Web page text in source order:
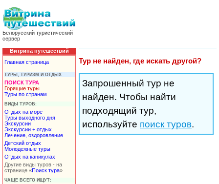
Белорусский туристический
сервер
Витрина путешествий
Главная страница
ТУРЫ, ТУРИЗМ И ОТДЫХ
ПОИСК ТУРА
Горящие туры
Туры по странам
ВИДЫ ТУРОВ:
Отдых на море
Туры выходного дня
Экскурсии
Экскурсии + отдых
Лечение, оздоровление
Детский отдых
Молодежные туры
Отдых на каникулах
Другие виды туров - на
странице «Поиск тура»
ЧАЩЕ ВСЕГО ИЩУТ:
Тур не найден, где искать другой?
Запрошенный тур не
найден. Чтобы найти
подходящий тур,
используйте поиск туров.